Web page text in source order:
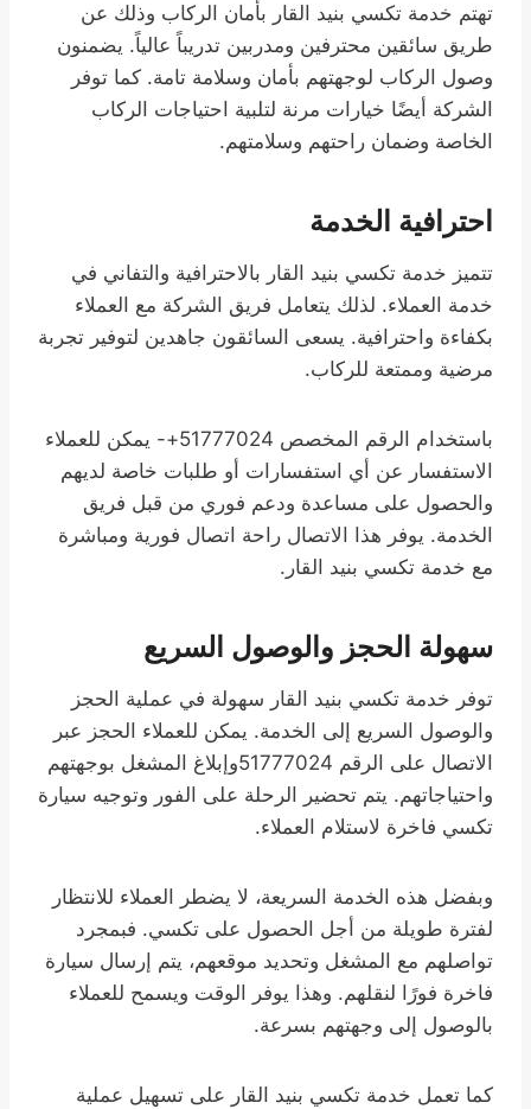
تهتم خدمة تكسي بنيد القار بأمان الركاب وذلك عن
طريق سائقين محترفين ومدربين تدريباً عالياً. يضمنون
وصول الركاب لوجهتهم بأمان وسلامة تامة. كما توفر
الشركة أيضًا خيارات مرنة لتلبية احتياجات الركاب
الخاصة وضمان راحتهم وسلامتهم.
احترافية الخدمة
تتميز خدمة تكسي بنيد القار بالاحترافية والتفاني في
خدمة العملاء. لذلك يتعامل فريق الشركة مع العملاء
بكفاءة واحترافية. يسعى السائقون جاهدين لتوفير تجربة
مرضية وممتعة للركاب.
باستخدام الرقم المخصص 51777024+- يمكن للعملاء
الاستفسار عن أي استفسارات أو طلبات خاصة لديهم
والحصول على مساعدة ودعم فوري من قبل فريق
الخدمة. يوفر هذا الاتصال راحة اتصال فورية ومباشرة
مع خدمة تكسي بنيد القار.
سهولة الحجز والوصول السريع
توفر خدمة تكسي بنيد القار سهولة في عملية الحجز
والوصول السريع إلى الخدمة. يمكن للعملاء الحجز عبر
الاتصال على الرقم 51777024وإبلاغ المشغل بوجهتهم
واحتياجاتهم. يتم تحضير الرحلة على الفور وتوجيه سيارة
تكسي فاخرة لاستلام العملاء.
وبفضل هذه الخدمة السريعة، لا يضطر العملاء للانتظار
لفترة طويلة من أجل الحصول على تكسي. فبمجرد
تواصلهم مع المشغل وتحديد موقعهم، يتم إرسال سيارة
فاخرة فورًا لنقلهم. وهذا يوفر الوقت ويسمح للعملاء
بالوصول إلى وجهتهم بسرعة.
كما تعمل خدمة تكسي بنيد القار على تسهيل عملية